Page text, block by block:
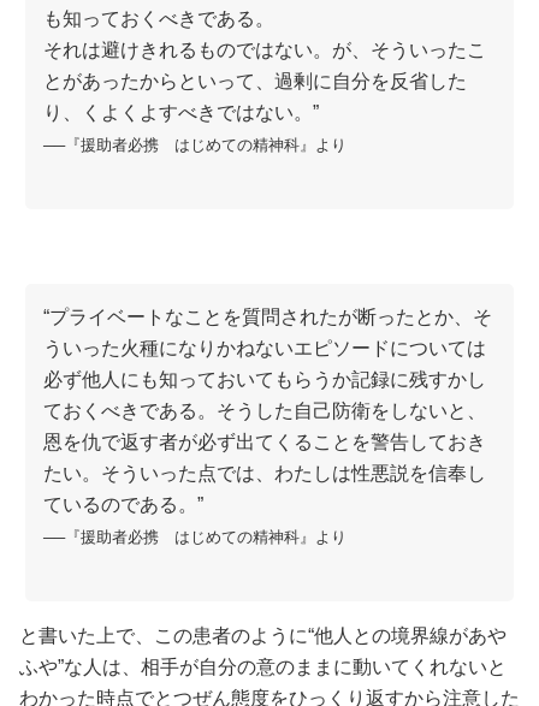
も知っておくべきである。
それは避けきれるものではない。が、そういったこ
とがあったからといって、過剰に自分を反省した
り、くよくよすべきではない。”
──『援助者必携 はじめての精神科』より
“プライベートなことを質問されたが断ったとか、そ
ういった火種になりかねないエピソードについては
必ず他人にも知っておいてもらうか記録に残すかし
ておくべきである。そうした自己防衛をしないと、
恩を仇で返す者が必ず出てくることを警告しておき
たい。そういった点では、わたしは性悪説を信奉し
ているのである。”
──『援助者必携 はじめての精神科』より
と書いた上で、この患者のように“他人との境界線があや
ふや”な人は、相手が自分の意のままに動いてくれないと
わかった時点でとつぜん態度をひっくり返すから注意した